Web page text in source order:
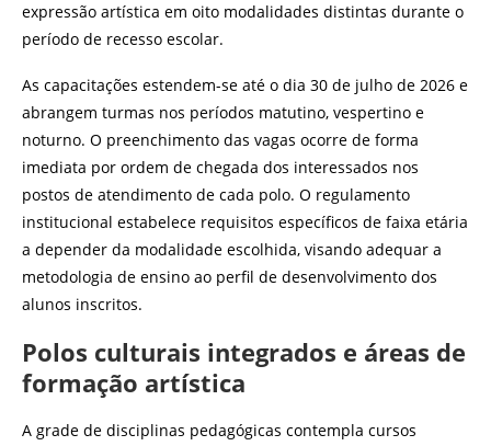
expressão artística em oito modalidades distintas durante o
período de recesso escolar.
As capacitações estendem-se até o dia 30 de julho de 2026 e
abrangem turmas nos períodos matutino, vespertino e
noturno. O preenchimento das vagas ocorre de forma
imediata por ordem de chegada dos interessados nos
postos de atendimento de cada polo. O regulamento
institucional estabelece requisitos específicos de faixa etária
a depender da modalidade escolhida, visando adequar a
metodologia de ensino ao perfil de desenvolvimento dos
alunos inscritos.
Polos culturais integrados e áreas de
formação artística
A grade de disciplinas pedagógicas contempla cursos